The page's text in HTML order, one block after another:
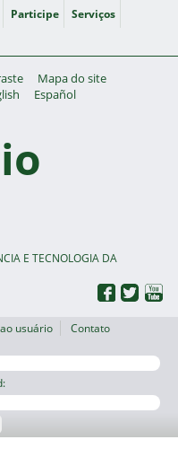
Participe
Serviços
Mapa do site
Español
E TECNOLOGIA DA
usuário
Contato